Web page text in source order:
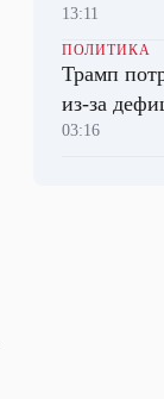
13:11
ПОЛИТИКА
Трамп
из-за
03:16